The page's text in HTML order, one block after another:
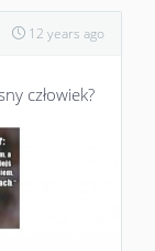
12 years ago
człowiek?